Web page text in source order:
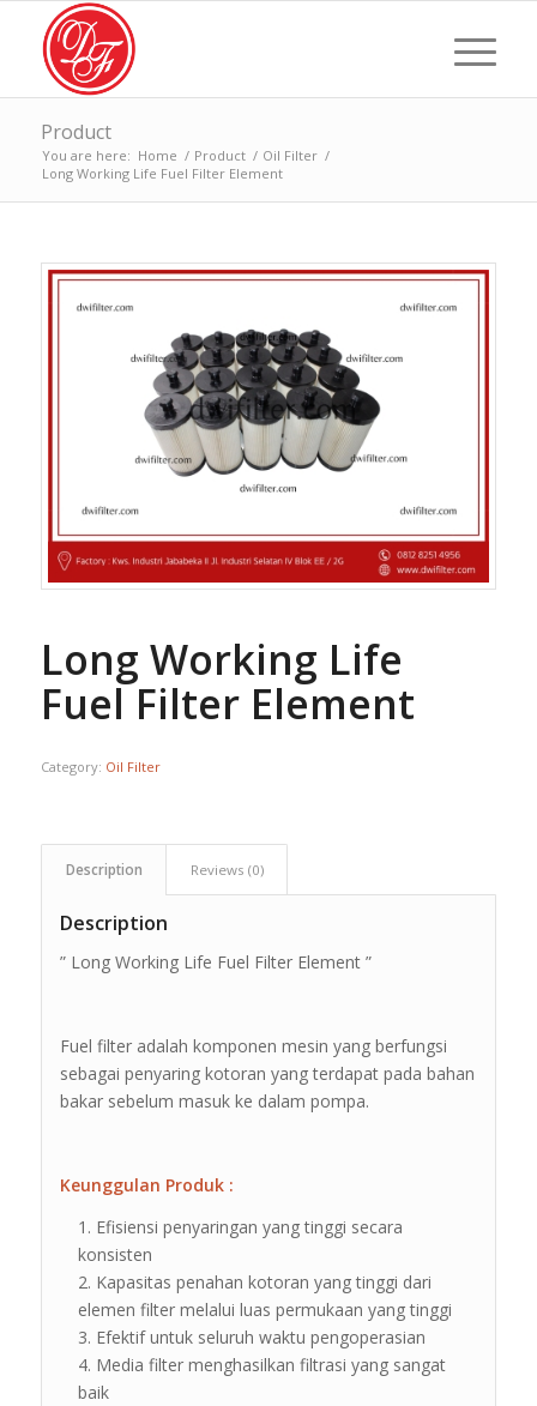
Product
You are here: Home / Product / Oil Filter /
Long Working Life Fuel Filter Element
Long Working Life
Fuel Filter Element
Category: Oil Filter
Description Reviews (0)
Description
” Long Working Life Fuel Filter Element ”
Fuel filter adalah komponen mesin yang berfungsi
sebagai penyaring kotoran yang terdapat pada bahan
bakar sebelum masuk ke dalam pompa.
Keunggulan Produk :
Efisiensi penyaringan yang tinggi secara
konsisten
Kapasitas penahan kotoran yang tinggi dari
elemen filter melalui luas permukaan yang tinggi
Efektif untuk seluruh waktu pengoperasian
Media filter menghasilkan filtrasi yang sangat
baik